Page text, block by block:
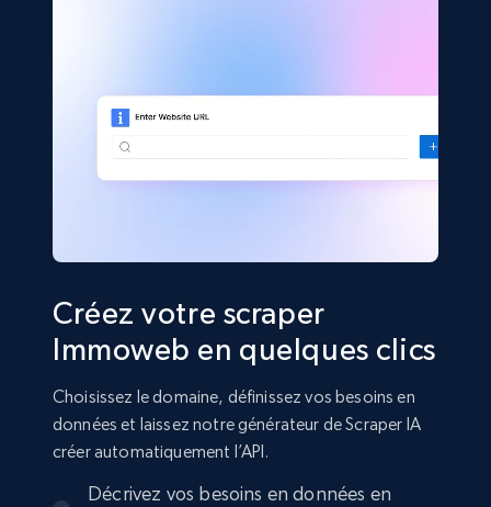
Créez votre scraper
Immoweb en quelques clics
Choisissez le domaine, définissez vos besoins en
données et laissez notre générateur de Scraper IA
créer automatiquement l’API.
Décrivez vos besoins en données en